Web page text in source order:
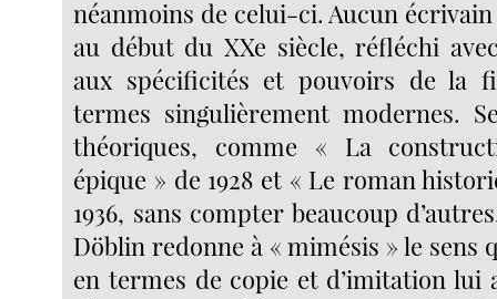
néanmoins de celui-ci. Aucun
au début du XXe siècle, réfléchi
aux spécificités et pouvoirs de la
termes singulièrement modernes.
théoriques, comme « La
épique » de 1928 et « Le roman
1936, sans compter beaucoup
Döblin redonne à « mimésis » le sens
en termes de copie et d’imitation lui